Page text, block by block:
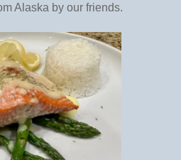
Alaska by our friends.